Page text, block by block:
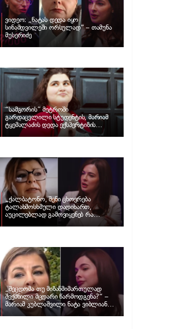
ვიდეო: „ნატას დედა იყო
სინამდვილეში ორსულად“ – თამუნა
მუსერიძე
“სამგორის” მეტროში
გარდაცვლილი სტუდენტის, მარიამ
ტყემალაძის დედა ექსპერტიზის
პასუხს აქვეყნებს – რა გახდა გოგონას
„ქალბატონო, შენი ცხოვრება
ტალახმოსხმული დადიხართ,
აუცილებლად გამოვიყენებ რა
ინფორმაციაც მაქვს“… – რა
„შეცდომა თუ მიზანმიმართულად
შექმნილი მცდარი წარმოდგენა?“ –
მარიამ კუბლაშვილი ნატა ვიბლიანის
საქმეზე ვიდეომიმართვას ავრცელებს